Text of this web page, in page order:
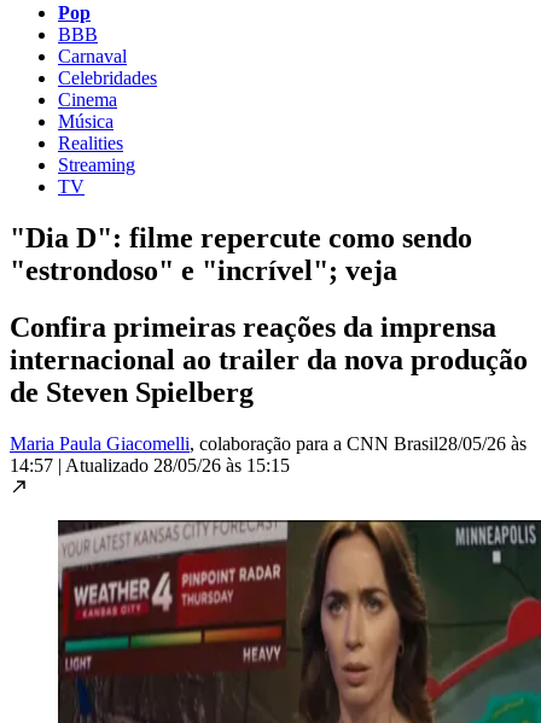
Pop
BBB
Carnaval
Celebridades
Cinema
Música
Realities
Streaming
TV
"Dia D": filme repercute como sendo
"estrondoso" e "incrível"; veja
Confira primeiras reações da imprensa
internacional ao trailer da nova produção
de Steven Spielberg
Maria Paula Giacomelli, colaboração para a CNN Brasil28/05/26 às
14:57 | Atualizado 28/05/26 às 15:15